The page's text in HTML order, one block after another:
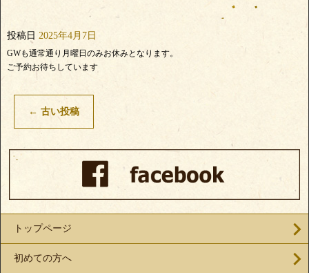
投稿日 2025年4月7日
GWも通常通り月曜日のみお休みとなります。
ご予約お待ちしています
← 古い投稿
トップページ
初めての方へ